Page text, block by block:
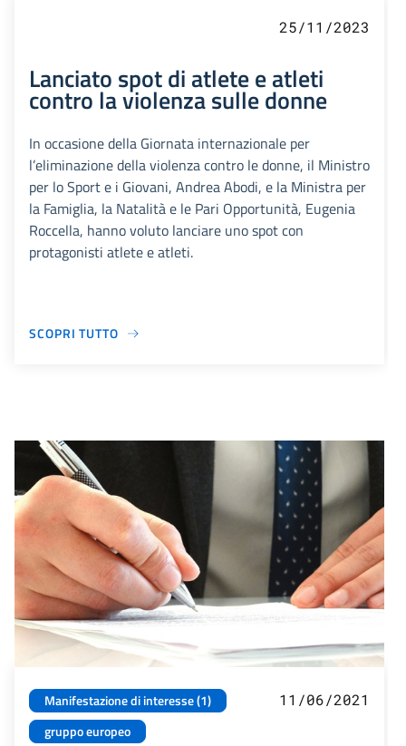
25/11/2023
Lanciato spot di atlete e atleti
contro la violenza sulle donne
In occasione della Giornata internazionale per
l’eliminazione della violenza contro le donne, il Ministro
per lo Sport e i Giovani, Andrea Abodi, e la Ministra per
la Famiglia, la Natalità e le Pari Opportunità, Eugenia
Roccella, hanno voluto lanciare uno spot con
protagonisti atlete e atleti.
SCOPRI TUTTO
Manifestazione di interesse (1)
gruppo europeo
11/06/2021